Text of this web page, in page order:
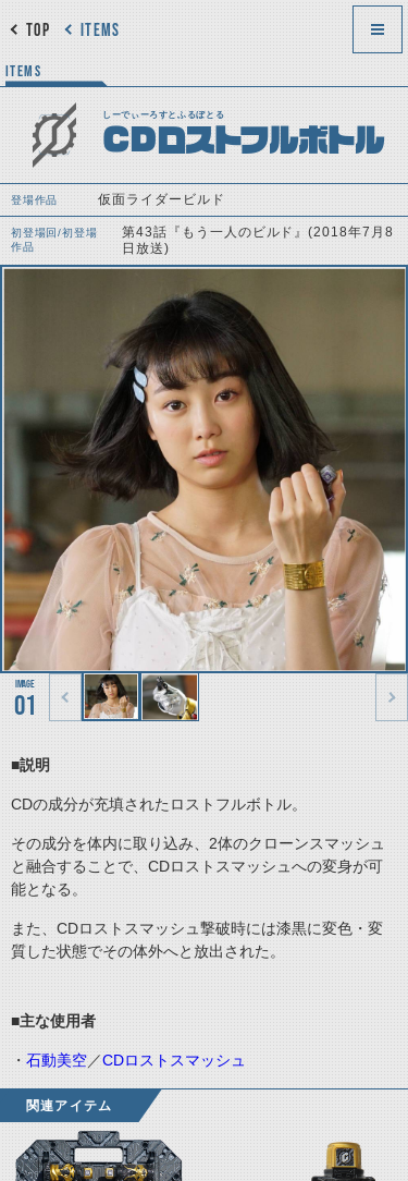
ITEMS
TOP
ITEMS
しーでぃーろすとふるぼとる
CDロストフルボトル
登場作品 仮面ライダービルド
初登場回/初登場
作品
第43話『もう一人のビルド』(2018年7月8
日放送)
01
■説明
CDの成分が充填されたロストフルボトル。
その成分を体内に取り込み、2体のクローンスマッシュ
と融合することで、CDロストスマッシュへの変身が可
能となる。
また、CDロストスマッシュ撃破時には漆黒に変色・変
質した状態でその体外へと放出された。
■主な使用者
・ 石動美空／CDロストスマッシュ
関連アイテム